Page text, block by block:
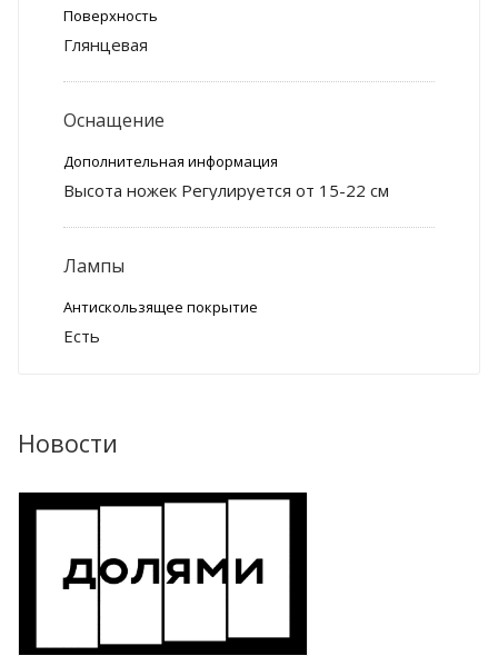
Поверхность
Глянцевая
Оснащение
Дополнительная информация
Высота ножек Регулируется от 15-22 см
Лампы
Антискользящее покрытие
Есть
Новости